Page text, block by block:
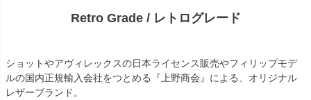
Retro Grade / レトログレード
ショットやアヴィレックスの日本ライセンス販売やフィリップモデ
ルの国内正規輸入会社をつとめる『上野商会』による、オリジナル
レザーブランド。